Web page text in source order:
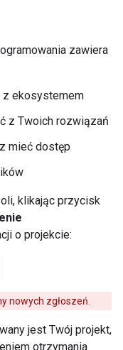
zawiera
z ekosystemem
z Twoich rozwiązań
mieć dostęp
klikając przycisk
o projekcie:
nowych zgłoszeń.
jest Twój projekt,
otrzymania